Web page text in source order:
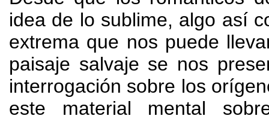
idea de lo sublime, algo así
extrema que nos puede
paisaje salvaje se nos
interrogación sobre los
este material mental